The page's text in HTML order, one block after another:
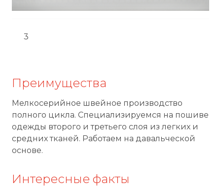
3
Преимущества
Мелкосерийное швейное производство
полного цикла. Специализируемся на пошиве
одежды второго и третьего слоя из легких и
средних тканей. Работаем на давальческой
основе.
Интересные факты